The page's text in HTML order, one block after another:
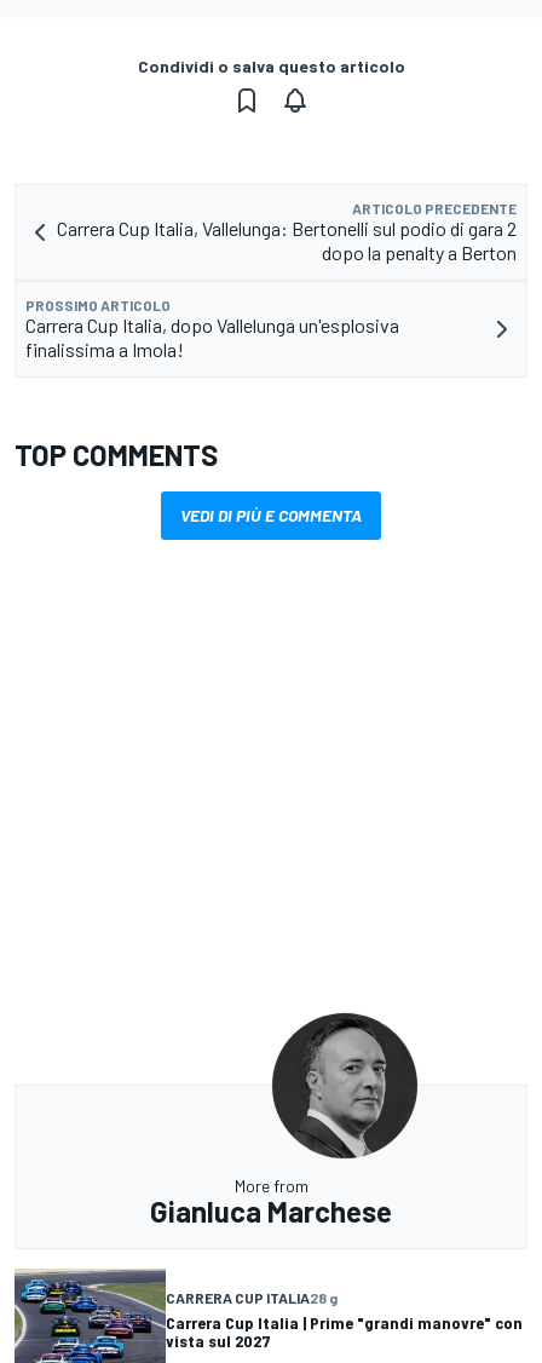
Condividi o salva questo articolo
ARTICOLO PRECEDENTE
Carrera Cup Italia, Vallelunga: Bertonelli sul podio di gara 2
dopo la penalty a Berton
PROSSIMO ARTICOLO
Carrera Cup Italia, dopo Vallelunga un'esplosiva
finalissima a Imola!
TOP COMMENTS
VEDI DI PIÙ E COMMENTA
More from
Gianluca Marchese
CARRERA CUP ITALIA28 g
Carrera Cup Italia | Prime "grandi manovre" con
vista sul 2027